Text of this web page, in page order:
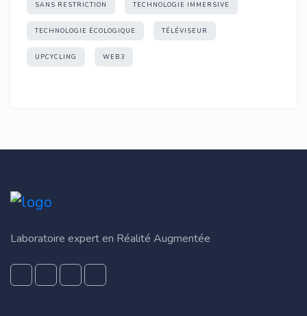
SANS RESTRICTION TECHNOLOGIE IMMERSIVE
TECHNOLOGIE ÉCOLOGIQUE TÉLÉVISEUR
UPCYCLING WEB3
Laboratoire expert en Réalité Augmentée